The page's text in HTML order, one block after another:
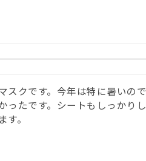
スクです。今年は特に暑いの
ったです。シートもしっかり
。